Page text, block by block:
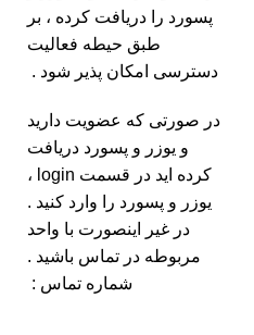
پسورد را دریافت کرده ، بر
طبق حیطه فعالیت
دسترسی امکان پذیر شود .
در صورتی که عضویت دارید
و یوزر و پسورد دریافت
کرده اید در قسمت login ،
یوزر و پسورد را وارد کنید .
در غیر اینصورت با واحد
مربوطه در تماس باشید .
شماره تماس :